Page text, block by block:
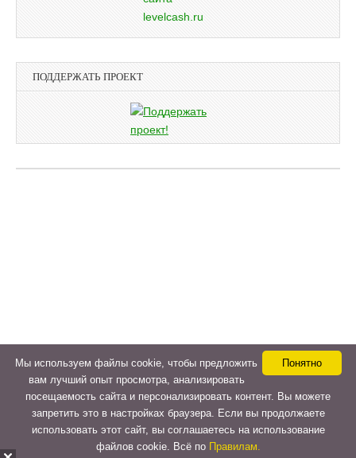
ПОДДЕРЖАТЬ ПРОЕКТ
Понятно
Мы используем файлы cookie, чтобы предложить
вам лучший опыт просмотра, анализировать
посещаемость сайта и персонализировать контент. Вы можете
запретить это в настройках браузера. Если вы продолжаете
использовать этот сайт, вы соглашаетесь на использование
файлов cookie. Всё по Правилам.